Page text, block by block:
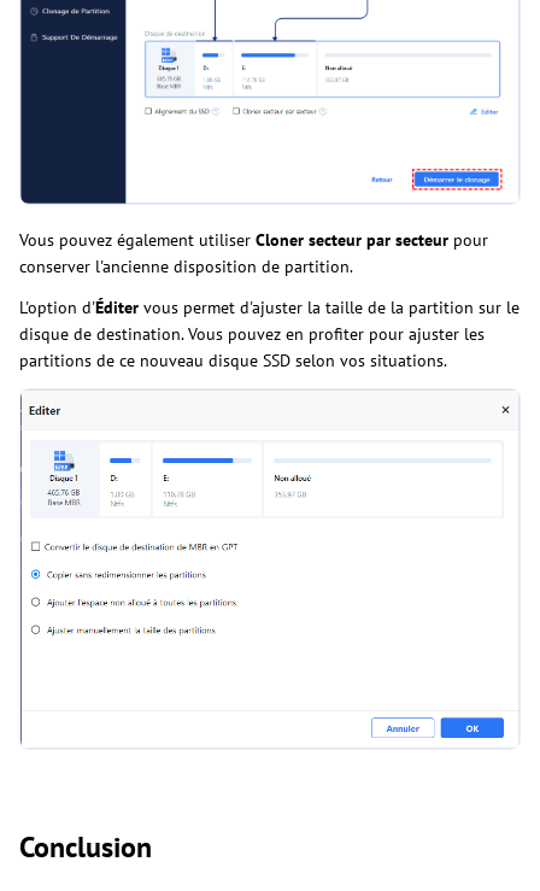
Vous pouvez également utiliser Cloner secteur par secteur pour
conserver l'ancienne disposition de partition.
L'option d'Éditer vous permet d'ajuster la taille de la partition sur le
disque de destination. Vous pouvez en profiter pour ajuster les
partitions de ce nouveau disque SSD selon vos situations.
Conclusion